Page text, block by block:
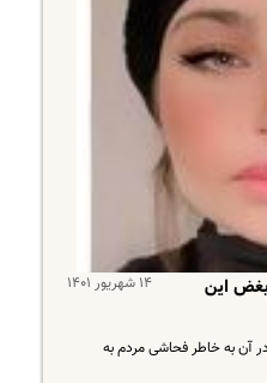
۱۴ شهریور ۱۴۰۱
بغض این
در آن به خاطر فحاشی مردم به